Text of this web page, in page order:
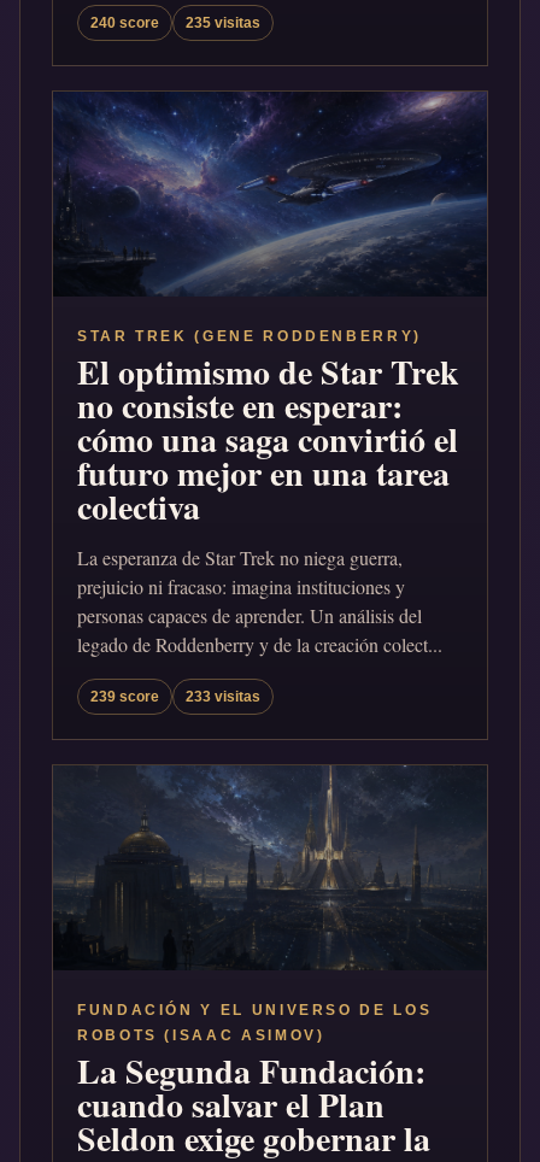
240 score 235 visitas
STAR TREK (GENE RODDENBERRY)
El optimismo de Star Trek
no consiste en esperar:
cómo una saga convirtió el
futuro mejor en una tarea
colectiva
La esperanza de Star Trek no niega guerra,
prejuicio ni fracaso: imagina instituciones y
personas capaces de aprender. Un análisis del
legado de Roddenberry y de la creación colect...
239 score 233 visitas
FUNDACIÓN Y EL UNIVERSO DE LOS
ROBOTS (ISAAC ASIMOV)
La Segunda Fundación:
cuando salvar el Plan
Seldon exige gobernar la